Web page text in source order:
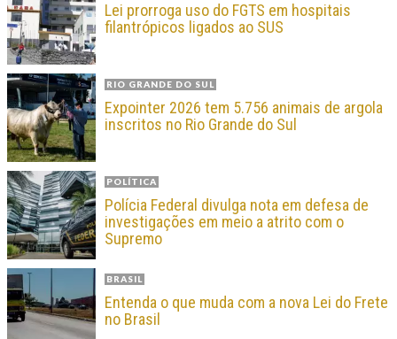
Lei prorroga uso do FGTS em hospitais
filantrópicos ligados ao SUS
RIO GRANDE DO SUL
Expointer 2026 tem 5.756 animais de argola
inscritos no Rio Grande do Sul
POLÍTICA
Polícia Federal divulga nota em defesa de
investigações em meio a atrito com o
Supremo
BRASIL
Entenda o que muda com a nova Lei do Frete
no Brasil